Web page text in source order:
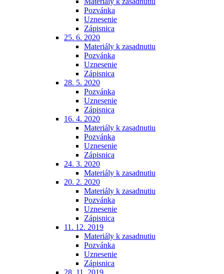
Pozvánka
Uznesenie
Zápisnica
25. 6. 2020
Materiály k zasadnutiu
Pozvánka
Uznesenie
Zápisnica
28. 5. 2020
Pozvánka
Uznesenie
Zápisnica
16. 4. 2020
Materiály k zasadnutiu
Pozvánka
Uznesenie
Zápisnica
24. 3. 2020
Materiály k zasadnutiu
20. 2. 2020
Materiály k zasadnutiu
Pozvánka
Uznesenie
Zápisnica
11. 12. 2019
Materiály k zasadnutiu
Pozvánka
Uznesenie
Zápisnica
28. 11. 2019